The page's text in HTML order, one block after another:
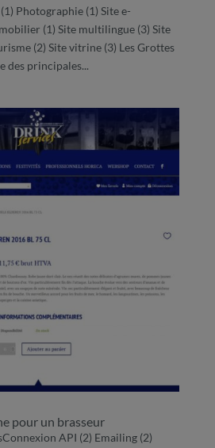
Photographie (1) Site e-
(1) Site multilingue (3) Site
(2) Site vitrine (3) Les Grottes
des principales...
pour un brasseur
API (2) Emailing (2)